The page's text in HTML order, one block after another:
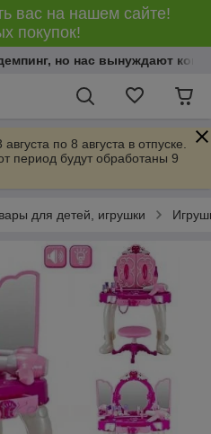
вас на нашем сайте!
покупок!
но нас вынуждают
по 8 августа в отпуске.
период будут обработаны 9
для детей, игрушки